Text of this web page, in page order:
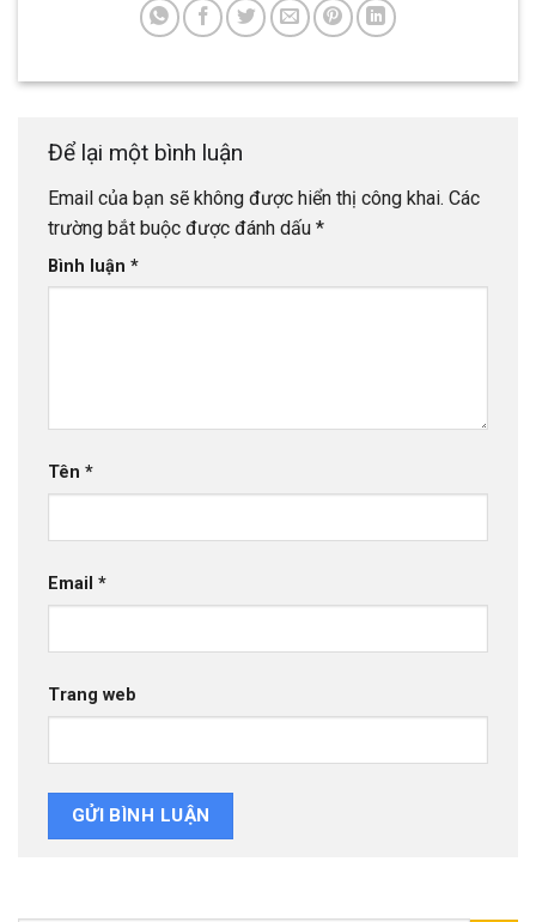
Để lại một bình luận
Email của bạn sẽ không được hiển thị công khai. Các
trường bắt buộc được đánh dấu *
Bình luận *
Tên *
Email *
Trang web